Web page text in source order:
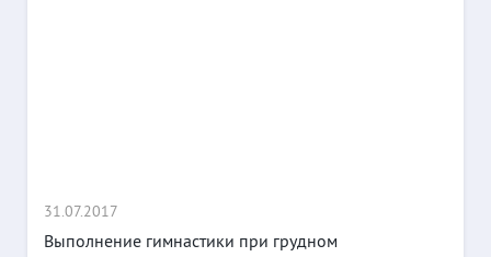
31.07.2017
Выполнение гимнастики при грудном